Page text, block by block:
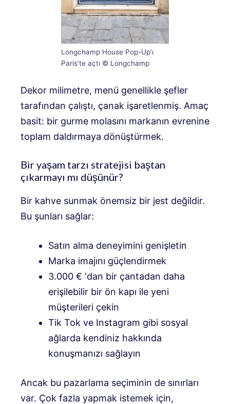
Longchamp House Pop-Up’ı
Paris’te açtı © Longchamp
Dekor milimetre, menü genellikle şefler
tarafından çalıştı, çanak işaretlenmiş. Amaç
basit: bir gurme molasını markanın evrenine
toplam daldırmaya dönüştürmek.
Bir yaşam tarzı stratejisi baştan
çıkarmayı mı düşünür?
Bir kahve sunmak önemsiz bir jest değildir.
Bu şunları sağlar:
Satın alma deneyimini genişletin
Marka imajını güçlendirmek
3.000 € ‘dan bir çantadan daha
erişilebilir bir ön kapı ile yeni
müşterileri çekin
Tik Tok ve Instagram gibi sosyal
ağlarda kendiniz hakkında
konuşmanızı sağlayın
Ancak bu pazarlama seçiminin de sınırları
var. Çok fazla yapmak istemek için,